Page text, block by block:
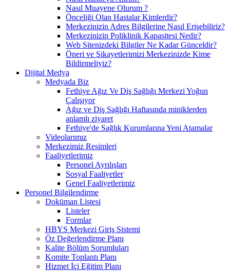
Nasıl Muayene Olurum ?
Önceliği Olan Hastalar Kimlerdir?
Merkezinizin Adres Bilgilerine Nasıl Erişebiliriz?
Merkezinizin Poliklinik Kapasitesi Nedir?
Web Sitenizdeki Bilgiler Ne Kadar Günceldir?
Öneri ve Şikayetlerimizi Merkezinizde Kime
Bildirmeliyiz?
Dijital Medya
Medyada Biz
Fethiye Ağız Ve Diş Sağlığı Merkezi Yoğun
Çalışıyor
Ağız ve Diş Sağlığı Haftasında miniklerden
anlamlı ziyaret
Fethiye'de Sağlık Kurumlarına Yeni Atamalar
Videolarımız
Merkezimiz Resimleri
Faaliyetlerimiz
Personel Ayrılışları
Sosyal Faaliyetler
Genel Faaliyetlerimiz
Personel Bilgilendirme
Doküman Listesi
Listeler
Formlar
HBYS Merkezi Giriş Sistemi
Öz Değerlendirme Planı
Kalite Bölüm Sorumluları
Komite Toplantı Planı
Hizmet İçi Eğitim Planı